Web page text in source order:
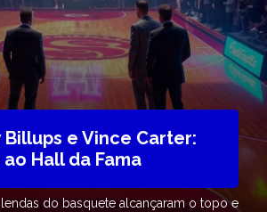
Billups e Vince Carter:
Hall da Fama
do basquete alcançaram o topo e